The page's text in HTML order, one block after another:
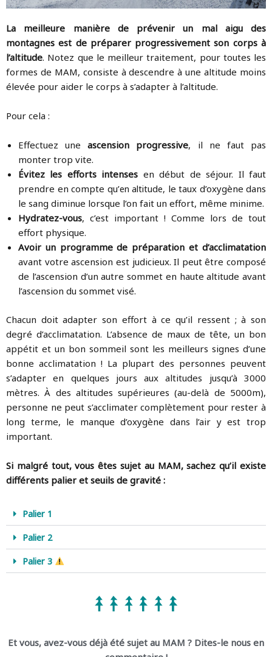
La meilleure manière de prévenir un mal aigu des
montagnes est de préparer progressivement son corps à
l’altitude. Notez que le meilleur traitement, pour toutes les
formes de MAM, consiste à descendre à une altitude moins
élevée pour aider le corps à s’adapter à l’altitude.
Pour cela :
Effectuez uneascension progressive, il ne faut pas
monter trop vite.
Évitez les efforts intenses en début de séjour. Il faut
prendre en compte qu’en altitude, le taux d’oxygène dans
le sang diminue lorsque l’on fait un effort, même minime.
Hydratez-vous, c’est important ! Comme lors de tout
effort physique.
Avoir un programme de préparation et d’acclimatation
avant votre ascension est judicieux. Il peut être composé
de l’ascension d’un autre sommet en haute altitude avant
l’ascension du sommet visé.
Chacun doit adapter son effort à ce qu’il ressent ; à son
degré d’acclimatation. L’absence de maux de tête, un bon
appétit et un bon sommeil sont les meilleurs signes d’une
bonne acclimatation ! La plupart des personnes peuvent
s’adapter en quelques jours aux altitudes jusqu’à 3000
mètres. À des altitudes supérieures (au-delà de 5000m),
personne ne peut s’acclimater complètement pour rester à
long terme, le manque d’oxygène dans l’air y est trop
important.
Si malgré tout, vous êtes sujet au MAM, sachez qu’il existe
différents palier et seuils de gravité :
Palier 1
Palier 2
Palier 3
Et vous, avez-vous déjà été sujet au MAM ? Dites-le nous en